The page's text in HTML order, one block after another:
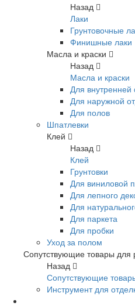
Назад
Лаки
Грунтовочные
Финишные лаки
Масла и краски
Назад
Масла и краски
Для внутренней
Для наружной
Для полов
Шпатлевки
Клей
Назад
Клей
Грунтовки
Для виниловой
Для лепного
Для
Для паркета
Для пробки
Уход за полом
Сопутствующие товары для
Назад
Сопутствующие
Инструмент для